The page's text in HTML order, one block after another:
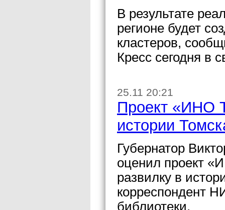
В результате
регионе будет
кластеров,
Кресс сегодня в
25.11 20:21
Проект «ИНО
истории
Губернатор
оценил проект
развилку в
корреспондент
библиотеки.